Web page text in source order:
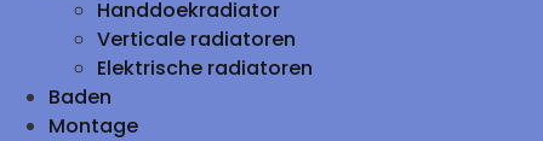
Handdoekradiator
Verticale radiatoren
Elektrische radiatoren
Baden
Montage